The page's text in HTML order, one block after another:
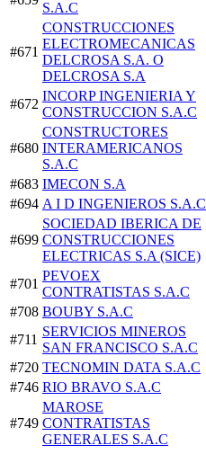
S.A.C
#671
CONSTRUCCIONES
ELECTROMECANICAS
DELCROSA S.A. O
DELCROSA S.A
#672
INCORP INGENIERIA Y
CONSTRUCCION S.A.C
#680
CONSTRUCTORES
INTERAMERICANOS
S.A.C
#683 IMECON S.A
#694 A I D INGENIEROS S.A.C
#699
SOCIEDAD IBERICA DE
CONSTRUCCIONES
ELECTRICAS S.A (SICE)
#701
PEVOEX
CONTRATISTAS S.A.C
#708 BOUBY S.A.C
#711
SERVICIOS MINEROS
SAN FRANCISCO S.A.C
#720 TECNOMIN DATA S.A.C
#746 RIO BRAVO S.A.C
#749
MAROSE
CONTRATISTAS
GENERALES S.A.C